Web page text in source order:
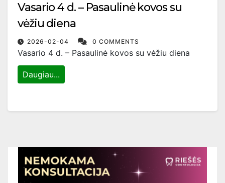
Vasario 4 d. – Pasaulinė kovos su
vėžiu diena
2026-02-04 0 COMMENTS
Vasario 4 d. – Pasaulinė kovos su vėžiu diena
Daugiau...